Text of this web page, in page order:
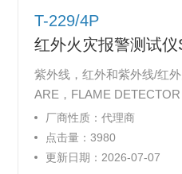
T-229/4P
紫外线，红外和紫外线/红
ARE，FLAME
R T-229/4P Flame Detector
仪SENSE-WARE火焰探测
9/4P火焰探测器测试灯
厂商性质：代理商
点击量：3980
更新日期：2026-07-07